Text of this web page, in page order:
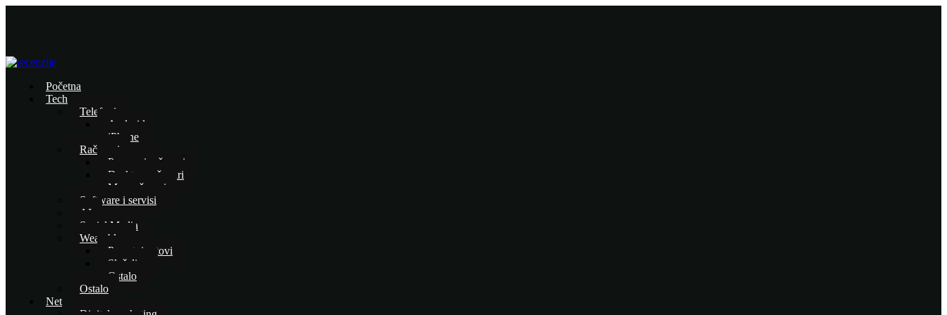
Početna
Tech
Telefoni
Android
iPhone
Računari
Prenosni računari
Desktop računari
Mac računari
Software i servisi
AI
Social Media
Wearables
Pametni satovi
Slušalice
Ostalo
Ostalo
Net